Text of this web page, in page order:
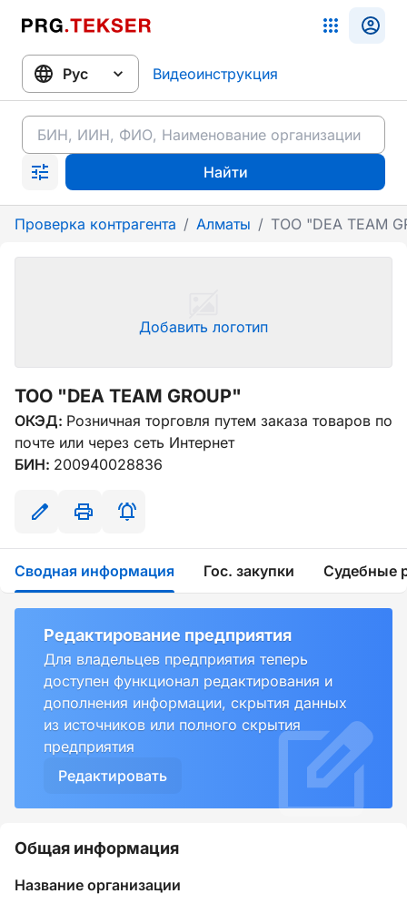
Видеоинструкция
Найти
Проверка контрагента / Алматы / ТОО "DEA TEAM
Добавить логотип
ТОО "DEA TEAM GROUP"
ОКЭД: Розничная торговля путем заказа товаров по
почте или через сеть Интернет
БИН: 200940028836
Сводная информация Гос. закупки Судебные
Редактирование предприятия
Для владельцев предприятия теперь
доступен функционал редактирования и
дополнения информации, скрытия данных
из источников или полного скрытия
предприятия
Редактировать
Общая информация
Название организации